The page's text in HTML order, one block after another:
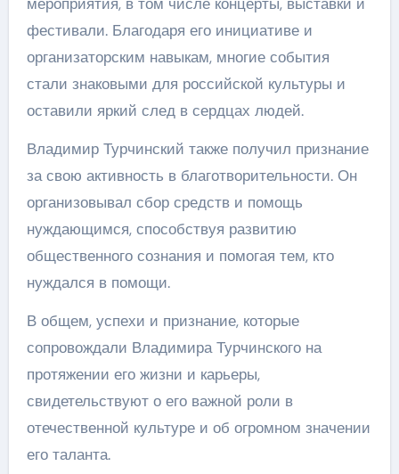
фестивали. Благодаря его инициативе и
организаторским навыкам, многие события
стали знаковыми для российской культуры и
оставили яркий след в сердцах людей.
Владимир Турчинский также получил признание
за свою активность в благотворительности. Он
организовывал сбор средств и помощь
нуждающимся, способствуя развитию
общественного сознания и помогая тем, кто
нуждался в помощи.
В общем, успехи и признание, которые
сопровождали Владимира Турчинского на
протяжении его жизни и карьеры,
свидетельствуют о его важной роли в
отечественной культуре и об огромном значении
его таланта.